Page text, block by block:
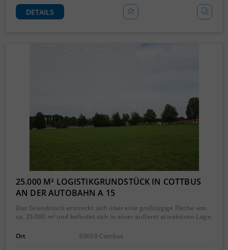
DETAILS
25.000 M² LOGISTIKGRUNDSTÜCK IN COTTBUS
AN DER AUTOBAHN A 15
Das Grundstück erstreckt sich über eine großzügige Fläche von
ca. 25.000 m² und befindet sich in einer äußerst attraktiven Lage.
Ort 03050 Cottbus